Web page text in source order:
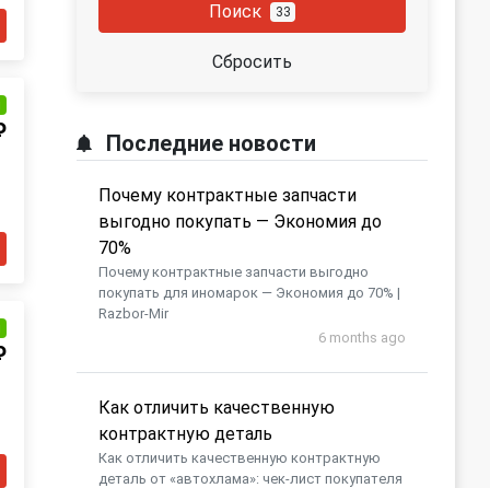
Поиск 33
Сбросить
Последние новости
Почему контрактные запчасти
выгодно покупать — Экономия до
70%
Почему контрактные запчасти выгодно
покупать для иномарок — Экономия до 70% |
Razbor-Mir
6 months ago
Как отличить качественную
контрактную деталь
Как отличить качественную контрактную
деталь от «автохлама»: чек-лист покупателя